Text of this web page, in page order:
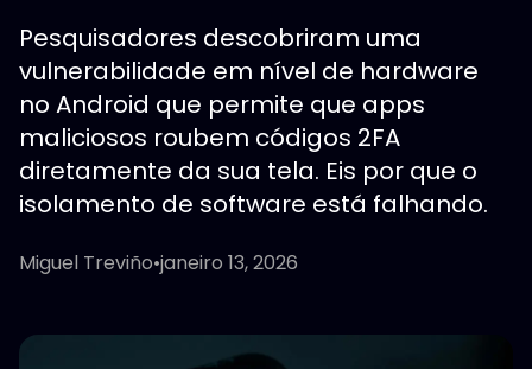
Pesquisadores descobriram uma
vulnerabilidade em nível de hardware
no Android que permite que apps
maliciosos roubem códigos 2FA
diretamente da sua tela. Eis por que o
isolamento de software está falhando.
Miguel Treviño•janeiro 13, 2026